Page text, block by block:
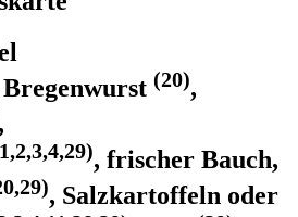
Bregenwurst (20),
,
, frischer Bauch,
, Salzkartoffeln oder